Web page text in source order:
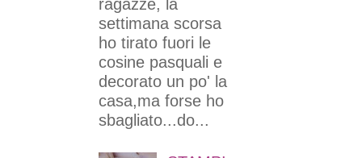
ragazze, la
settimana scorsa
ho tirato fuori le
cosine pasquali e
decorato un po' la
casa,ma forse ho
sbagliato...do...